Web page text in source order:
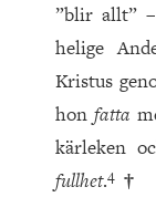
”blir allt”
helige
Kristus
honfatta
kärleken
fullhet.4 †